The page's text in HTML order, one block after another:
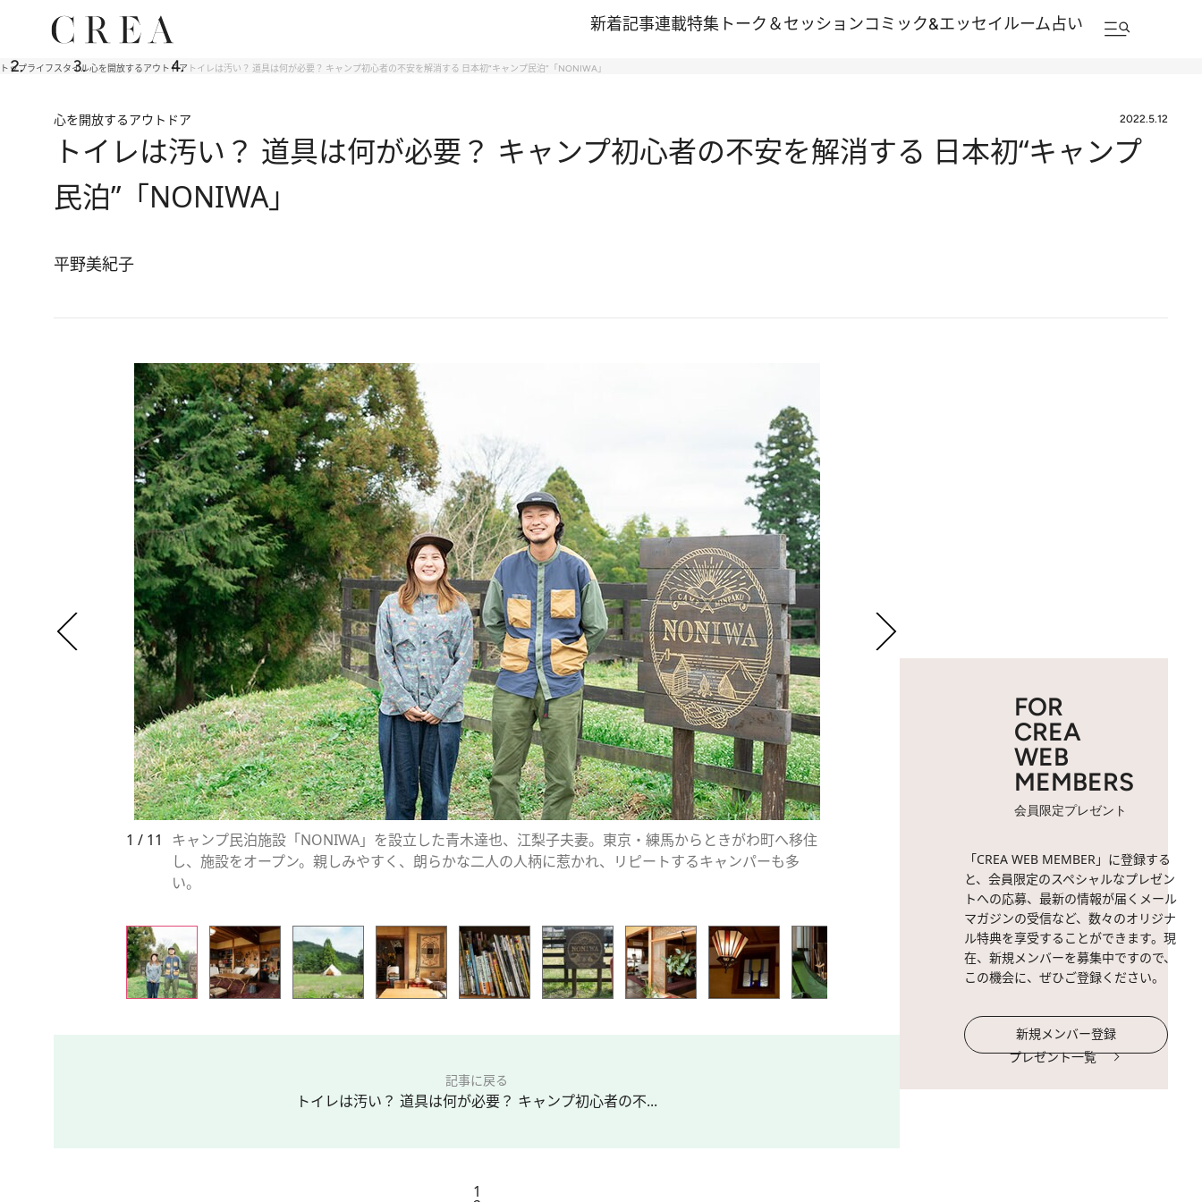
新着記事連載特集 トーク＆セッションコミック&エッセイルーム占い
トップライフスタイル心を開放するアウトドア トイレは汚い？ 道具は何が必要？ キャンプ初心者の不安を解消する 日本初“キャンプ民泊”「NONIWA」
心を開放するアウトドア 2022.5.12
トイレは汚い？ 道具は何が必要？ キャンプ初心者の不安を解消する 日本初“キャンプ
民泊”「NONIWA」
平野美紀子
1 / 11
キャンプ民泊施設「NONIWA」を設立した青木達也、江梨子夫妻。東京・練馬からときがわ町へ移住
し、施設をオープン。親しみやすく、朗らかな二人の人柄に惹かれ、リピートするキャンパーも多
い。
のレクチャーが受けられる
記事に戻る
トイレは汚い？ 道具は何が必要？ キャンプ初心者の不...
1
FOR
CREA
WEB
MEMBERS
会員限定プレゼント
「CREA WEB MEMBER」に登録する
と、会員限定のスペシャルなプレゼン
トへの応募、最新の情報が届くメール
マガジンの受信など、数々のオリジナ
ル特典を享受することができます。現
在、新規メンバーを募集中ですので、
この機会に、ぜひご登録ください。
新規メンバー登録
プレゼント一覧